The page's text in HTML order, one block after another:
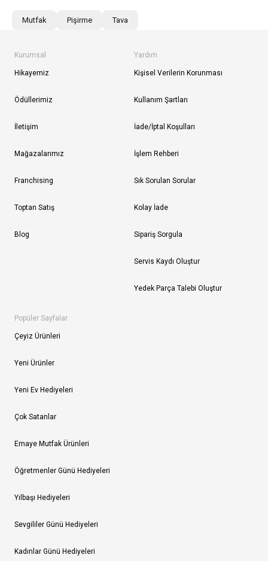
Mutfak Pişirme Tava
Kurumsal
Hikayemiz
Ödüllerimiz
İletişim
Mağazalarımız
Franchising
Toptan Satış
Blog
Yardım
Kişisel Verilerin Korunması
Kullanım Şartları
İade/İptal Koşulları
İşlem Rehberi
Sık Sorulan Sorular
Kolay İade
Sipariş Sorgula
Servis Kaydı Oluştur
Yedek Parça Talebi Oluştur
Popüler Sayfalar
Çeyiz Ürünleri
Yeni Ürünler
Yeni Ev Hediyeleri
Çok Satanlar
Emaye Mutfak Ürünleri
Öğretmenler Günü Hediyeleri
Yılbaşı Hediyeleri
Sevgililer Günü Hediyeleri
Kadınlar Günü Hediyeleri